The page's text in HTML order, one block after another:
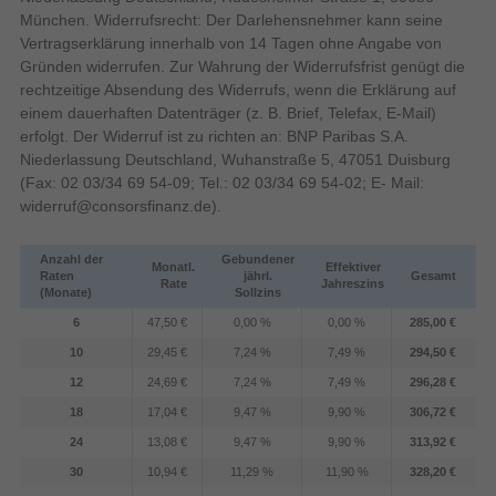
Vertikaler Scanbereich 48 - 240 Hz
Sichtbare Größe (horizontal)
Sichtbare Größe (vertikal) 33,6 cm
Digital horizontale Frequenz 292 - 292 kHz
Digital vertikale Frequenz
Pixel Abstand 0,311 x 0,311 mm
Kontrastverhältnis
Bildschirmdiagonale
Display-Auflösung 1920 x 1080 Pixel
Touchscreen
Bildschirmkrümmung
1500R
Farbraumstandard sRGB
München. Widerrufsrecht: Der Darlehensnehmer kann seine
Vertragserklärung innerhalb von 14 Tagen ohne Angabe von
Gründen widerrufen. Zur Wahrung der Widerrufsfrist genügt die
rechtzeitige Absendung des Widerrufs, wenn die Erklärung auf
einem dauerhaften Datenträger (z. B. Brief, Telefax, E-Mail)
erfolgt. Der Widerruf ist zu richten an: BNP Paribas S.A.
Niederlassung Deutschland, Wuhanstraße 5, 47051 Duisburg
(Fax: 02 03/34 69 54-09; Tel.: 02 03/34 69 54-02; E- Mail:
widerruf@consorsfinanz.de).
Anzahl der
Raten
(Monate)
Monatl.
Rate
Gebundener
jährl.
Sollzins
Effektiver
Jahreszins
Gesamt
6 47,50 € 0,00 % 0,00 % 285,00 €
10 29,45 € 7,24 % 7,49 % 294,50 €
12 24,69 € 7,24 % 7,49 % 296,28 €
18 17,04 € 9,47 % 9,90 % 306,72 €
24 13,08 € 9,47 % 9,90 % 313,92 €
30 10,94 € 11,29 % 11,90 % 328,20 €